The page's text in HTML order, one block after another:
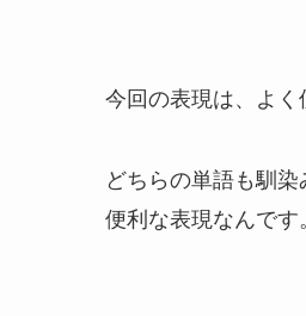
今回の表現は、よく
どちらの単語も馴染
便利な表現なんです。